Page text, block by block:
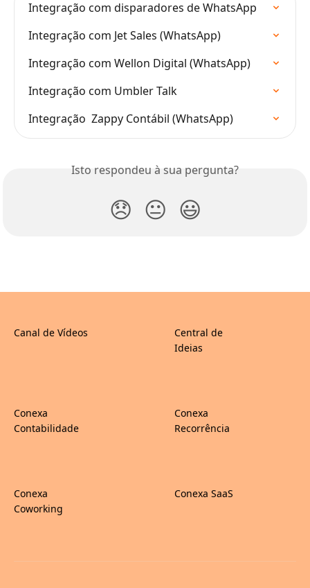
Integração com disparadores de WhatsApp
Integração com Jet Sales (WhatsApp)
Integração com Wellon Digital (WhatsApp)
Integração com Umbler Talk
Integração  Zappy Contábil (WhatsApp)
Isto respondeu à sua pergunta?
😞 😐 😃
Canal de Vídeos
Central de
Ideias
Conexa
Contabilidade
Conexa
Recorrência
Conexa
Coworking
Conexa SaaS